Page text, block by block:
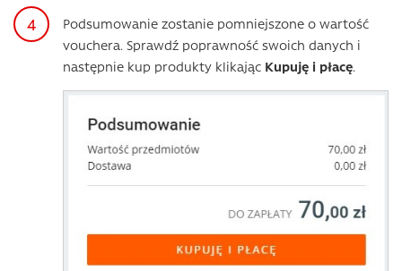
Podsumowanie zostanie pomniejszone o wartość
vouchera. Sprawdź poprawność swoich danych i
następnie kup produkty klikając Kupuję i płacę.